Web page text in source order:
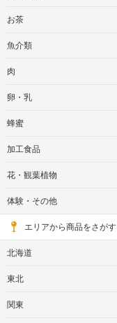
お茶
魚介類
肉
卵・乳
蜂蜜
加工食品
花・観葉植物
体験・その他
エリアから商品をさがす
北海道
東北
関東